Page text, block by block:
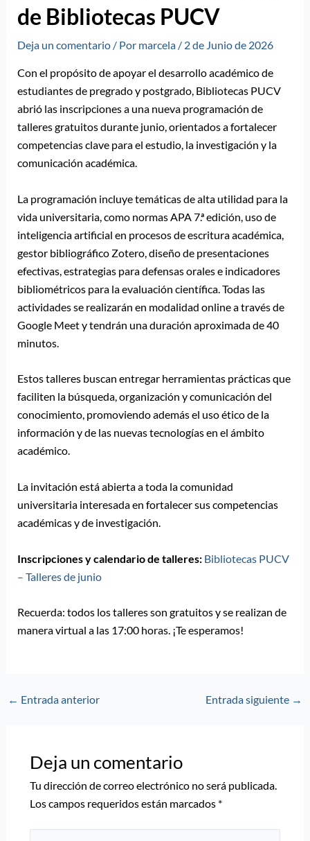
de Bibliotecas PUCV
Deja un comentario / Por marcela / 2 de Junio de 2026
Con el propósito de apoyar el desarrollo académico de
estudiantes de pregrado y postgrado, Bibliotecas PUCV
abrió las inscripciones a una nueva programación de
talleres gratuitos durante junio, orientados a fortalecer
competencias clave para el estudio, la investigación y la
comunicación académica.
La programación incluye temáticas de alta utilidad para la
vida universitaria, como normas APA 7.ª edición, uso de
inteligencia artificial en procesos de escritura académica,
gestor bibliográfico Zotero, diseño de presentaciones
efectivas, estrategias para defensas orales e indicadores
bibliométricos para la evaluación científica. Todas las
actividades se realizarán en modalidad online a través de
Google Meet y tendrán una duración aproximada de 40
minutos.
Estos talleres buscan entregar herramientas prácticas que
faciliten la búsqueda, organización y comunicación del
conocimiento, promoviendo además el uso ético de la
información y de las nuevas tecnologías en el ámbito
académico.
La invitación está abierta a toda la comunidad
universitaria interesada en fortalecer sus competencias
académicas y de investigación.
Inscripciones y calendario de talleres: Bibliotecas PUCV
– Talleres de junio
Recuerda: todos los talleres son gratuitos y se realizan de
manera virtual a las 17:00 horas. ¡Te esperamos!
← Entrada anterior Entrada siguiente →
Deja un comentario
Tu dirección de correo electrónico no será publicada.
Los campos requeridos están marcados *